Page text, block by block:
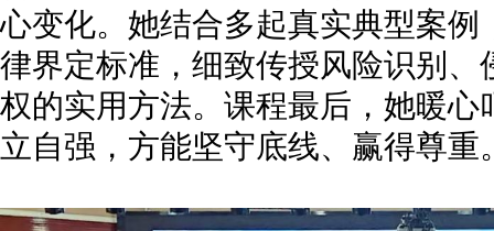
心变化。她结合多起真实典型案
律界定标准，细致传授风险识别
权的实用方法。课程最后，她暖
立自强，方能坚守底线、赢得尊重